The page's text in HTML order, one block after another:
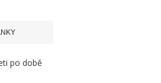
po době